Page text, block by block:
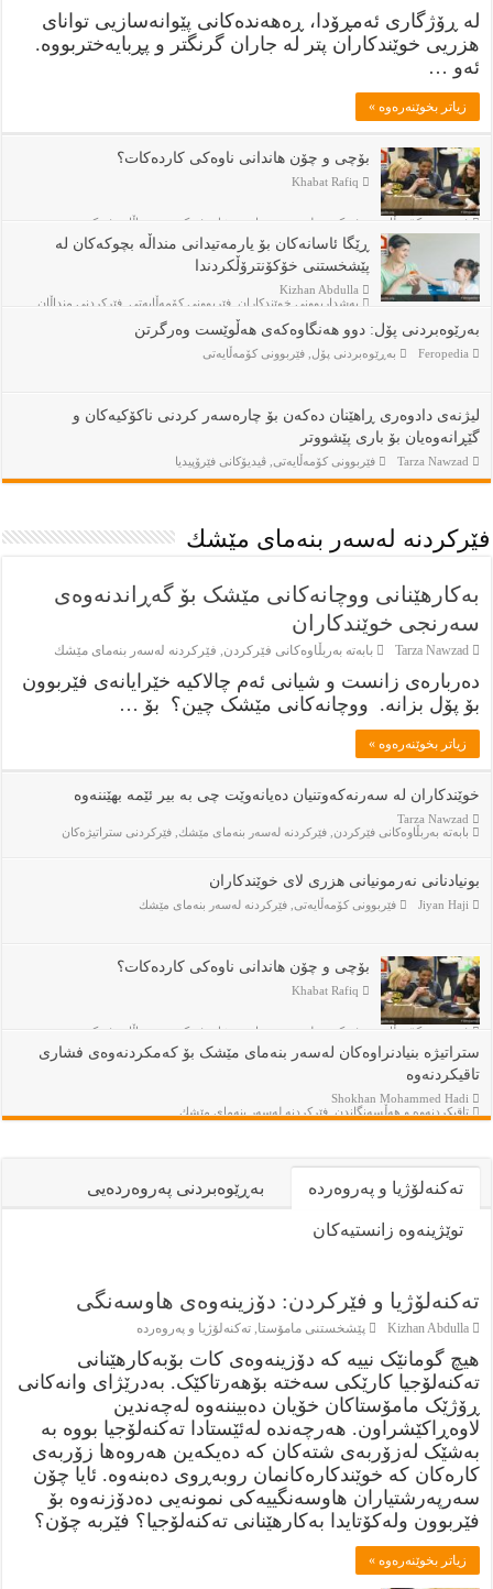
له‌ ڕۆژگارى ئه‌مڕۆدا، ڕه‌هه‌نده‌كانى پێوانه‌سازيى تواناى
هزريى خوێندكاران پتر له‌ جاران گرنگتر و پڕبايه‌ختربووه‌.
ئه‌و …
زياتر بخوێنەرەوە »
بۆچى و چۆن هاندانى ناوه‌كى كارده‌كات؟
Khabat Rafiq
فێربوونی كۆمەڵایەتی فێركردنە لەسەر بنەماى مێشك فێركردنى منداڵان
فێركردنى
نەوجەوانان
ڕێگا ئاسانەکان بۆ یارمەتیدانی منداڵە بچوکەکان لە
پێشخستنی خۆکۆنترۆڵکردندا
Kizhan Abdulla
بەشداربوونی خوێندكاران ,فێربوونی كۆمەڵایەتی ,فێركردنى منداڵان
بەرێوەبردنی پۆل: دوو هەنگاوەکەی هەڵوێست وەرگرتن
Feropedia بەڕێوەبردنى پۆل ,فێربوونی كۆمەڵایەتی
لیژنەی دادوەری ڕاهێنان دەکەن بۆ چارەسەر کردنی ناکۆکیەکان و
گێڕانەوەیان بۆ باری پێشووتر
Tarza Nawzad فێربوونی كۆمەڵایەتی ,ڤيديۆكانى فێرۆپيديا
فێركردنە لەسەر بنەماى مێشك
بەکارهێنانی ووچانەکانی مێشک بۆ گەڕاندنەوەی
سەرنجی خوێندکاران
Tarza Nawzad بابەتە بەربڵاوەكانى فێركردن, فێركردنە لەسەر بنەماى مێشك
دەربارەی زانست و شیانی ئەم چالاکیە خێرایانەی فێربوون
بۆ پۆل بزانە. ووچانەکانی مێشک چین؟ بۆ …
زياتر بخوێنەرەوە »
خوێندکاران لە سەرنەکەوتنیان دەیانەوێت چی بە بیر ئێمە بهێننەوە
Tarza Nawzad
بابەتە بەربڵاوەكانى فێركردن ,فێركردنە لەسەر بنەماى مێشك ,فێركردنى ستراتيژەكان
بونيادنانى نەرمونيانى هزرى لاى خوێندكاران
Jiyan Haji فێربوونی كۆمەڵایەتی ,فێركردنە لەسەر بنەماى مێشك
بۆچى و چۆن هاندانى ناوه‌كى كارده‌كات؟
Khabat Rafiq
فێربوونی كۆمەڵایەتی فێركردنە لەسەر بنەماى مێشك فێركردنى منداڵان
فێركردنى
نەوجەوانان
ستراتیژە بنیادنراوەکان لەسەر بنەمای مێشک بۆ کەمکردنەوەی فشاری
تاقیکردنەوە
Shokhan Mohammed Hadi
تاقیكردنەوە و هەڵسەنگاندن ,فێركردنە لەسەر بنەماى مێشك
تەكنەلۆژيا و پەروەردە بەڕێوەبردنى پەروەردەيى
توێژینەوە زانستیەکان
تەکنەلۆژیا و فێرکردن: دۆزینەوەی هاوسەنگی
Kizhan Abdulla پێشخستنى مامۆستا,تەكنەلۆژيا و پەروەردە
هیچ گومانێک نییە کە دۆزینەوەی کات بۆبەکارهێنانی
تەکنەلۆجیا کارێکی سەختە بۆهەرتاکێک. بەدرێژای وانەکانی
ڕۆژێک مامۆستاکان خۆیان دەبیننەوە لەچەندین
لاوەڕاکێشراون. هەرچەندە لەئێستادا تەکنەلۆجیا بووە بە
بەشێک لەزۆربەی شتەکان کە دەیکەین هەروەها زۆربەی
کارەکان کە خوێندکارەکانمان روبەڕوی دەبنەوە. ئایا چۆن
سەرپەرشتیاران هاوسەنگییەکی نمونەیی دەدۆزنەوە بۆ
فێربوون ولەکۆتایدا بەکارهێنانی تەکنەلۆجیا؟ فێربە چۆن؟
زياتر بخوێنەرەوە »